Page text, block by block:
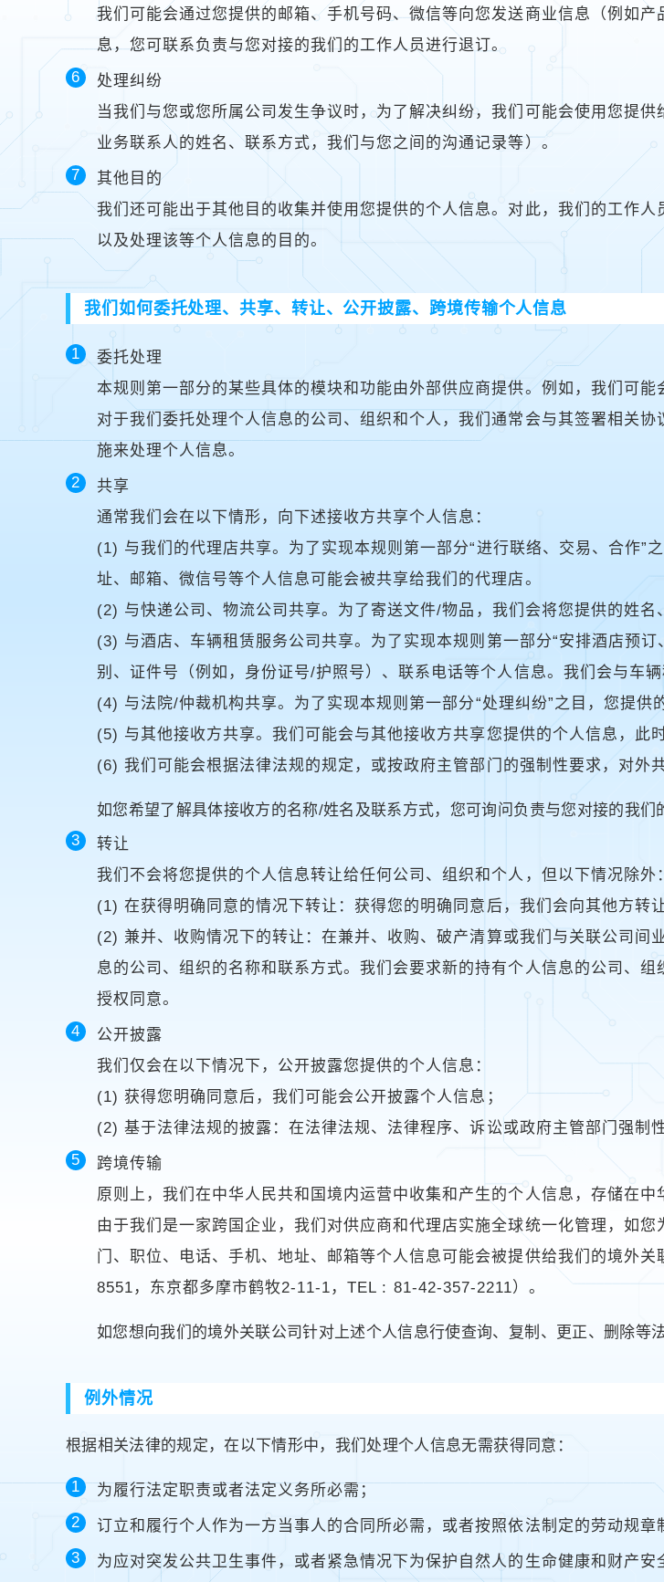
我们可能会通过您提供的邮箱、手机号码、微信等向您发送商业信息（例如
息，您可联系负责与您对接的我们的工作人员进行退订。
处理纠纷
当我们与您或您所属公司发生争议时，为了解决纠纷，我们可能会使用您提
业务联系人的姓名、联系方式，我们与您之间的沟通记录等）。
其他目的
我们还可能出于其他目的收集并使用您提供的个人信息。对此，我们的工作
以及处理该等个人信息的目的。
我们如何委托处理、共享、转让、公开披露、跨境传输个人信息
委托处理
本规则第一部分的某些具体的模块和功能由外部供应商提供。例如，我们可能
对于我们委托处理个人信息的公司、组织和个人，我们通常会与其签署相关
施来处理个人信息。
共享
通常我们会在以下情形，向下述接收方共享个人信息：
(1) 与我们的代理店共享。为了实现本规则第一部分“进行联络、交易、合作”
址、邮箱、微信号等个人信息可能会被共享给我们的代理店。
(2) 与快递公司、物流公司共享。为了寄送文件/物品，我们会将您提供的姓
(3) 与酒店、车辆租赁服务公司共享。为了实现本规则第一部分“安排酒店预
别、证件号（例如，身份证号/护照号）、联系电话等个人信息。我们会与车
(4) 与法院/仲裁机构共享。为了实现本规则第一部分“处理纠纷”之目，您提供
(5) 与其他接收方共享。我们可能会与其他接收方共享您提供的个人信息，此
(6) 我们可能会根据法律法规的规定，或按政府主管部门的强制性要求，对外
如您希望了解具体接收方的名称/姓名及联系方式，您可询问负责与您对接的我们
转让
我们不会将您提供的个人信息转让给任何公司、组织和个人，但以下情况除外：
(1) 在获得明确同意的情况下转让：获得您的明确同意后，我们会向其他方转
(2) 兼并、收购情况下的转让：在兼并、收购、破产清算或我们与关联公司
息的公司、组织的名称和联系方式。我们会要求新的持有个人信息的公司、
授权同意。
公开披露
我们仅会在以下情况下，公开披露您提供的个人信息：
(1) 获得您明确同意后，我们可能会公开披露个人信息；
(2) 基于法律法规的披露：在法律法规、法律程序、诉讼或政府主管部门强制
跨境传输
原则上，我们在中华人民共和国境内运营中收集和产生的个人信息，存储在中
由于我们是一家跨国企业，我们对供应商和代理店实施全球统一化管理，如
门、职位、电话、手机、地址、邮箱等个人信息可能会被提供给我们的境外
8551，东京都多摩市鹤牧2-11-1，TEL : 81-42-357-2211）。
如您想向我们的境外关联公司针对上述个人信息行使查询、复制、更正、删除等
例外情况
根据相关法律的规定，在以下情形中，我们处理个人信息无需获得同意：
为履行法定职责或者法定义务所必需；
订立和履行个人作为一方当事人的合同所必需，或者按照依法制定的劳动规章
为应对突发公共卫生事件，或者紧急情况下为保护自然人的生命健康和财产安